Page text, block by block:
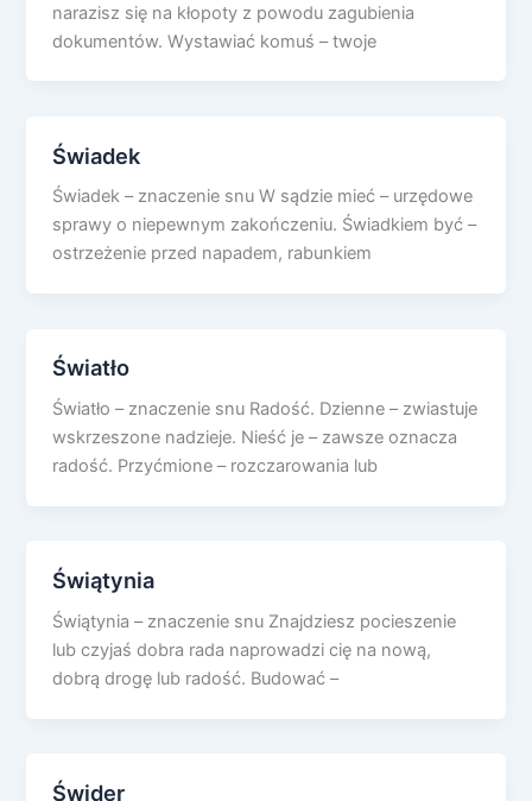
narazisz się na kłopoty z powodu zagubienia
dokumentów. Wystawiać komuś – twoje
Świadek
Świadek – znaczenie snu W sądzie mieć – urzędowe
sprawy o niepewnym zakończeniu. Świadkiem być –
ostrzeżenie przed napadem, rabunkiem
Światło
Światło – znaczenie snu Radość. Dzienne – zwiastuje
wskrzeszone nadzieje. Nieść je – zawsze oznacza
radość. Przyćmione – rozczarowania lub
Świątynia
Świątynia – znaczenie snu Znajdziesz pocieszenie
lub czyjaś dobra rada naprowadzi cię na nową,
dobrą drogę lub radość. Budować –
Świder